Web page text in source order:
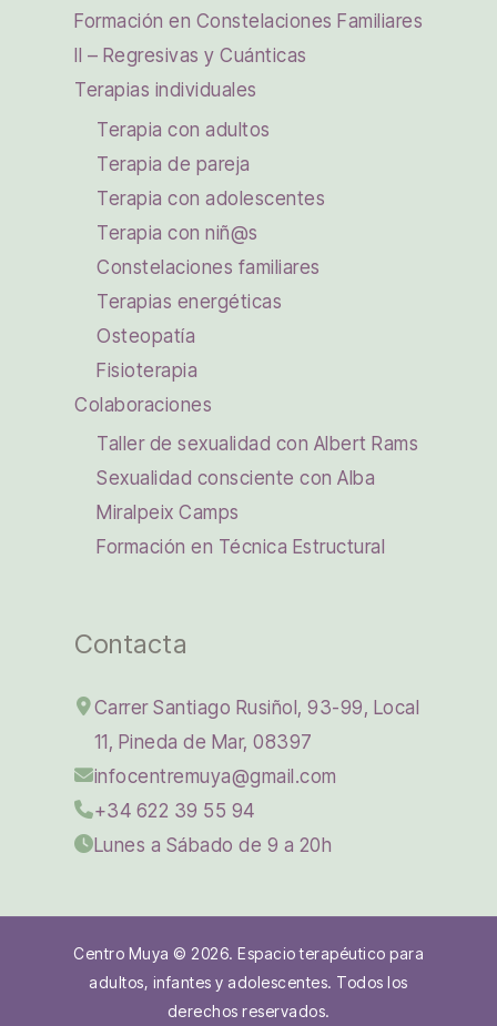
Formación en Constelaciones Familiares
II – Regresivas y Cuánticas
Terapias individuales
Terapia con adultos
Terapia de pareja
Terapia con adolescentes
Terapia con niñ@s
Constelaciones familiares
Terapias energéticas
Osteopatía
Fisioterapia
Colaboraciones
Taller de sexualidad con Albert Rams
Sexualidad consciente con Alba
Miralpeix Camps
Formación en Técnica Estructural
Contacta
Carrer Santiago Rusiñol, 93-99, Local
11, Pineda de Mar, 08397
infocentremuya@gmail.com
+34 622 39 55 94
Lunes a Sábado de 9 a 20h
Centro Muya © 2026. Espacio terapéutico para
adultos, infantes y adolescentes. Todos los
derechos reservados.